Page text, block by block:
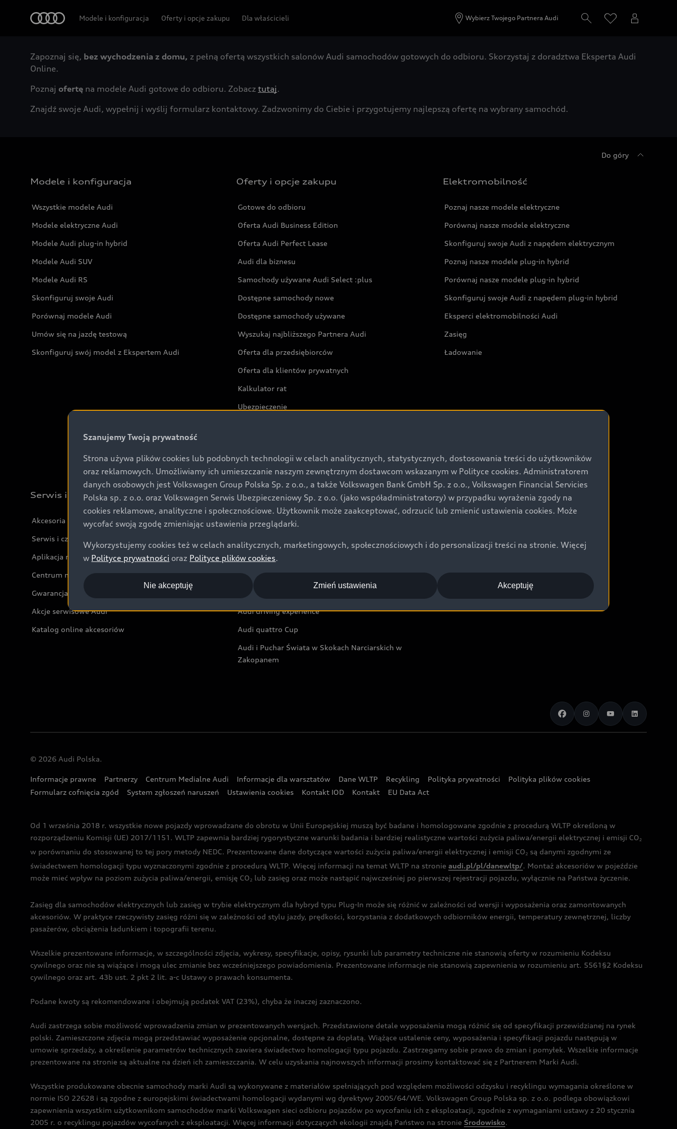
Szanujemy Twoją prywatność
Strona używa plików cookies lub podobnych technologii w celach analitycznych, statystycznych, dostosowania treści do użytkowników
oraz reklamowych. Umożliwiamy ich umieszczanie naszym zewnętrznym dostawcom wskazanym w Polityce cookies. Administratorem
danych osobowych jest Volkswagen Group Polska Sp. z o.o., a także Volkswagen Bank GmbH Sp. z o.o., Volkswagen Financial Servicies
Polska sp. z o.o. oraz Volkswagen Serwis Ubezpieczeniowy Sp. z o.o. (jako współadministratorzy) w przypadku wyrażenia zgody na
cookies reklamowe, analityczne i społecznościowe. Użytkownik może zaakceptować, odrzucić lub zmienić ustawienia cookies. Może
wycofać swoją zgodę zmieniając ustawienia przeglądarki.
Wykorzystujemy cookies też w celach analitycznych, marketingowych, społecznościowych i do personalizacji treści na stronie. Więcej
w Polityce prywatności oraz Polityce plików cookies.
Akceptuję
Nie akceptuję Zmień ustawienia
Modele i konfiguracja Oferty i opcje zakupu Dla właścicieli Wybierz Twojego Partnera Audi
Zapoznaj się, bez wychodzenia z domu, z pełną ofertą wszystkich salonów Audi samochodów gotowych do odbioru. Skorzystaj z doradztwa Eksperta Audi
Online.
Poznaj ofertę na modele Audi gotowe do odbioru. Zobacz tutaj.
Znajdź swoje Audi, wypełnij i wyślij formularz kontaktowy. Zadzwonimy do Ciebie i przygotujemy najlepszą ofertę na wybrany samochód.
Do góry
Modele i konfiguracja
Wszystkie modele Audi
Modele elektryczne Audi
Modele Audi plug-in hybrid
Modele Audi SUV
Modele Audi RS
Skonfiguruj swoje Audi
Porównaj modele Audi
Umów się na jazdę testową
Skonfiguruj swój model z Ekspertem Audi
Oferty i opcje zakupu
Gotowe do odbioru
Oferta Audi Business Edition
Oferta Audi Perfect Lease
Audi dla biznesu
Samochody używane Audi Select :plus
Dostępne samochody nowe
Dostępne samochody używane
Wyszukaj najbliższego Partnera Audi
Oferta dla przedsiębiorców
Oferta dla klientów prywatnych
Kalkulator rat
Ubezpieczenie
Audi exclusive
Elektromobilność
Poznaj nasze modele elektryczne
Porównaj nasze modele elektryczne
Skonfiguruj swoje Audi z napędem elektrycznym
Poznaj nasze modele plug-in hybrid
Porównaj nasze modele plug-in hybrid
Skonfiguruj swoje Audi z napędem plug-in hybrid
Eksperci elektromobilności Audi
Zasięg
Ładowanie
Serwis i akcesoria
Akcesoria
Serwis i części
Aplikacja myAudi i usługi cyfrowe
Centrum napraw powypadkowych
Gwarancja
Akcje serwisowe Audi
Katalog online akcesoriów
Świat Audi
Aktualności i historie postępu
Audi Nuvolari
Audi Sport Festiwal
Audi i Muzeum Sztuki Nowoczesnej w Warszawie
Audi driving experience
Audi quattro Cup
Audi i Puchar Świata w Skokach Narciarskich w
Zakopanem
© 2026 Audi Polska.
Informacje prawne Partnerzy Centrum Medialne Audi Informacje dla warsztatów Dane WLTP Recykling Polityka prywatności
Polityka plików cookies
Formularz cofnięcia zgód
System zgłoszeń naruszeń Ustawienia cookies Kontakt IOD Kontakt EU Data Act
Od 1 września 2018 r. wszystkie nowe pojazdy wprowadzane do obrotu w Unii Europejskiej muszą być badane i homologowane zgodnie z procedurą WLTP określoną w
rozporządzeniu Komisji (UE) 2017/1151. WLTP zapewnia bardziej rygorystyczne warunki badania i bardziej realistyczne wartości zużycia paliwa/energii elektrycznej i emisji CO2
w porównaniu do stosowanej to tej pory metody NEDC. Prezentowane dane dotyczące wartości zużycia paliwa/energii elektrycznej i emisji CO2 są danymi zgodnymi ze
świadectwem homologacji typu wyznaczonymi zgodnie z procedurą WLTP. Więcej informacji na temat WLTP na stronie audi.pl/pl/danewltp/. Montaż akcesoriów w pojeździe
może mieć wpływ na poziom zużycia paliwa/energii, emisję CO2 lub zasięg oraz może nastąpić najwcześniej po pierwszej rejestracji pojazdu, wyłącznie na Państwa życzenie.
Zasięg dla samochodów elektrycznych lub zasięg w trybie elektrycznym dla hybryd typu Plug-In może się różnić w zależności od wersji i wyposażenia oraz zamontowanych
akcesoriów. W praktyce rzeczywisty zasięg różni się w zależności od stylu jazdy, prędkości, korzystania z dodatkowych odbiorników energii, temperatury zewnętrznej, liczby
pasażerów, obciążenia ładunkiem i topografii terenu.
Wszelkie prezentowane informacje, w szczególności zdjęcia, wykresy, specyfikacje, opisy, rysunki lub parametry techniczne nie stanowią oferty w rozumieniu Kodeksu
cywilnego oraz nie są wiążące i mogą ulec zmianie bez wcześniejszego powiadomienia. Prezentowane informacje nie stanowią zapewnienia w rozumieniu art. 5561§2 Kodeksu
cywilnego oraz art. 43b ust. 2 pkt 2 lit. a-c Ustawy o prawach konsumenta.
Podane kwoty są rekomendowane i obejmują podatek VAT (23%), chyba że inaczej zaznaczono.
Audi zastrzega sobie możliwość wprowadzenia zmian w prezentowanych wersjach. Przedstawione detale wyposażenia mogą różnić się od specyfikacji przewidzianej na rynek
polski. Zamieszczone zdjęcia mogą przedstawiać wyposażenie opcjonalne, dostępne za dopłatą. Wiążące ustalenie ceny, wyposażenia i specyfikacji pojazdu następują w
umowie sprzedaży, a określenie parametrów technicznych zawiera świadectwo homologacji typu pojazdu. Zastrzegamy sobie prawo do zmian i pomyłek. Wszelkie informacje
prezentowane na stronie są aktualne na dzień ich zamieszczania. W celu uzyskania najnowszych informacji prosimy kontaktować się z Partnerem Marki Audi.
Wszystkie produkowane obecnie samochody marki Audi są wykonywane z materiałów spełniających pod względem możliwości odzysku i recyklingu wymagania określone w
normie ISO 22628 i są zgodne z europejskimi świadectwami homologacji wydanymi wg dyrektywy 2005/64/WE. Volkswagen Group Polska sp. z o.o. podlega obowiązkowi
zapewnienia wszystkim użytkownikom samochodów marki Volkswagen sieci odbioru pojazdów po wycofaniu ich z eksploatacji, zgodnie z wymaganiami ustawy z 20 stycznia
2005 r. o recyklingu pojazdów wycofanych z eksploatacji. Więcej informacji dotyczących ekologii znajdą Państwo na stronie Środowisko.